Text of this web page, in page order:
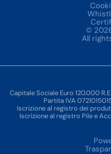
©
All
Capitale Sociale Euro 120.000
Partita IVA
Iscrizione al registro dei
Iscrizione al registro Pile e